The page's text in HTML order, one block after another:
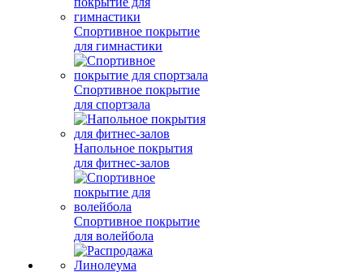
Спортивное покрытие
для гимнастики
Спортивное покрытие
для спортзала
Напольное покрытия
для фитнес-залов
Спортивное покрытие
для волейбола